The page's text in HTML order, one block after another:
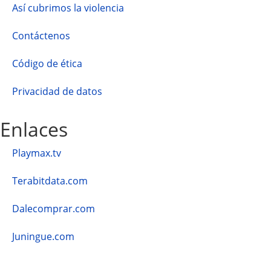
Así cubrimos la violencia
Contáctenos
Código de ética
Privacidad de datos
Enlaces
Playmax.tv
Terabitdata.com
Dalecomprar.com
Juningue.com